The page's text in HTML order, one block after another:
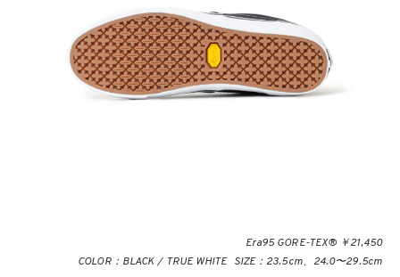
Era95 GORE-TEX® ￥21,450
COLOR：BLACK / TRUE WHITE SIZE：23.5cm、24.0〜29.5cm